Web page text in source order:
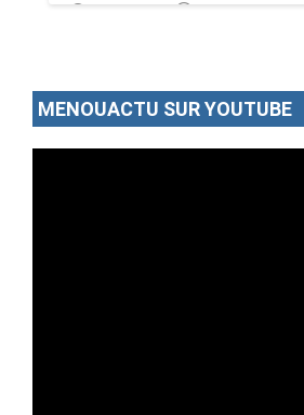
02/07/26 Par MenouActu
MENOUACTU SUR YOUTUBE